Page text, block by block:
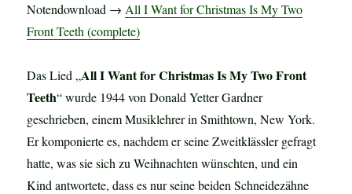
Notendownload → All I Want for Christmas Is My Two
Front Teeth (complete)
Das Lied „All I Want for Christmas Is My Two Front
Teeth“ wurde 1944 von Donald Yetter Gardner
geschrieben, einem Musiklehrer in Smithtown, New York.
Er komponierte es, nachdem er seine Zweitklässler gefragt
hatte, was sie sich zu Weihnachten wünschten, und ein
Kind antwortete, dass es nur seine beiden Schneidezähne